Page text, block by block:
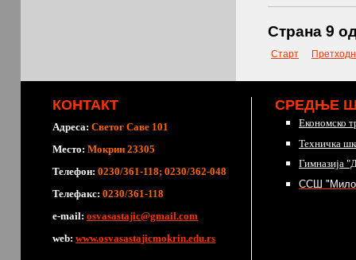
Страна 9
Старт
КОНТАКТ
Адреса: Светог Саве 101
Место: Мокрин 23305
Телефон: 0230/361-118; 0230/362-048
Телефакс: 0230/361-118
е-mail: osvasastajic@gmail.com
web: www.osvasastajicmokrin.edu.rs
СРЕДЊЕ
Економско
Техничка
Гимназија
ССШ